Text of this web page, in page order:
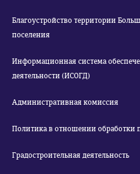
Благоустройство территории
поселения
Информационная система
деятельности (ИСОГД)
Административная комиссия
Политика в отношении обработки
Градостроительная деятельность